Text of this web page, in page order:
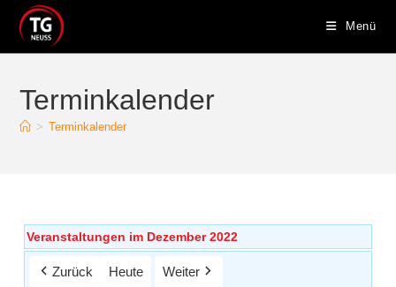
Menü
Terminkalender
> Terminkalender
Veranstaltungen im Dezember 2022
Zurück Heute Weiter